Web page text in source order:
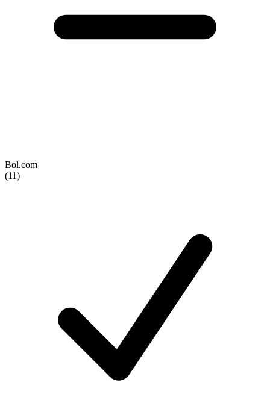
Bol.com
(11)